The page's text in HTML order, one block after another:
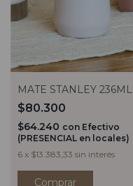
MATE STANLEY 236ML
$80.300
$64.240 con Efectivo
(PRESENCIAL en locales)
6 x $13.383,33 sin interés
Comprar